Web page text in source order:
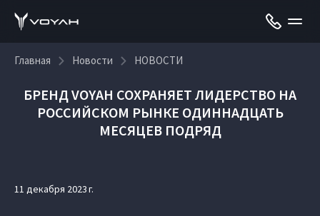
Главная Новости НОВОСТИ
БРЕНД VOYAH СОХРАНЯЕТ ЛИДЕРСТВО НА
РОССИЙСКОМ РЫНКЕ ОДИННАДЦАТЬ
МЕСЯЦЕВ ПОДРЯД
11 декабря 2023 г.